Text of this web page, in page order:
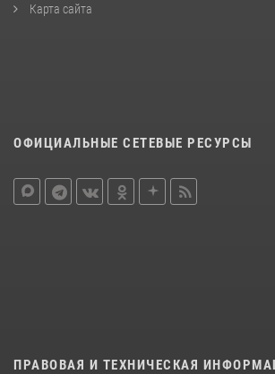
Карта сайта
ОФИЦИАЛЬНЫЕ СЕТЕВЫЕ РЕСУРСЫ
ПРАВОВАЯ И ТЕХНИЧЕСКАЯ